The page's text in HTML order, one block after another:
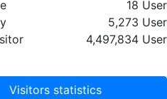
18 User
5,273 User
4,497,834 User
Visitors statistics